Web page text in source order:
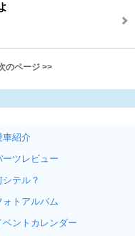
のページ >>
車紹介
ーツレビュー
シテル？
ォトアルバム
ベントカレンダー